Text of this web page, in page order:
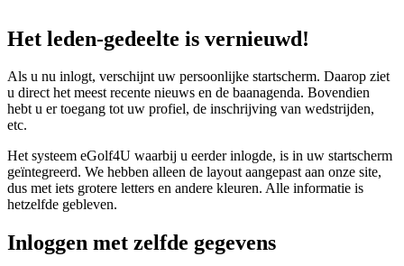
Het leden-gedeelte is vernieuwd!
Als u nu inlogt, verschijnt uw persoonlijke startscherm. Daarop ziet
u direct het meest recente nieuws en de baanagenda. Bovendien
hebt u er toegang tot uw profiel, de inschrijving van wedstrijden,
etc.
Het systeem eGolf4U waarbij u eerder inlogde, is in uw startscherm
geïntegreerd. We hebben alleen de layout aangepast aan onze site,
dus met iets grotere letters en andere kleuren. Alle informatie is
hetzelfde gebleven.
Inloggen met zelfde gegevens